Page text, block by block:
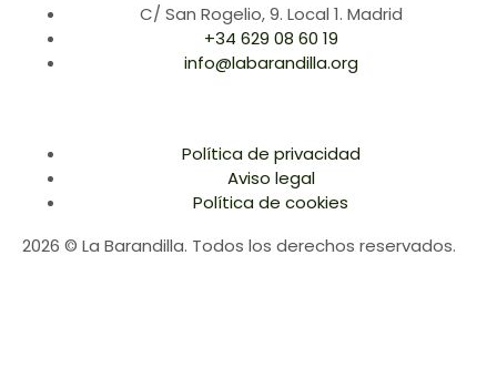
C/ San Rogelio, 9. Local 1. Madrid
+34 629 08 60 19
info@labarandilla.org
2026 © La Barandilla. Todos los derechos reservados.
Política de privacidad
Aviso legal
Política de cookies